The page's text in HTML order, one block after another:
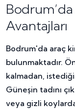
Avantajları
Bodrum'da araç
bulunmaktadır.
kalmadan,
Güneşin tadını
veya gizli